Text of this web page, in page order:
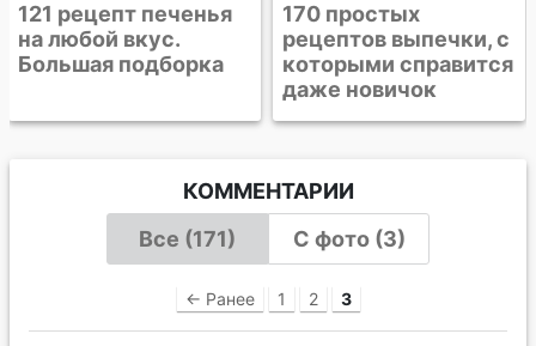
170 простых
рецептов выпечки, с
которыми справится
КОММЕНТАРИИ
Все (171)
С фото (3)
← Ранее 1 2 3